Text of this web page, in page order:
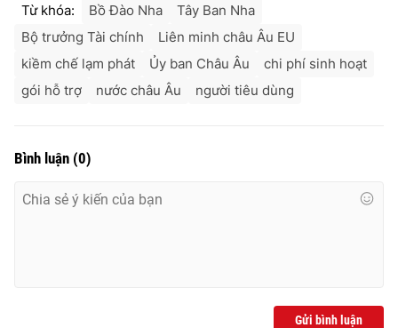
Từ khóa: Bồ Đào Nha
Tây Ban Nha
Bộ trưởng Tài chính
Liên minh châu Âu EU
kiềm chế lạm phát
Ủy ban Châu Âu
chi phí sinh hoạt
gói hỗ trợ
nước châu Âu người tiêu dùng
Bình luận (0)
Gửi bình luận